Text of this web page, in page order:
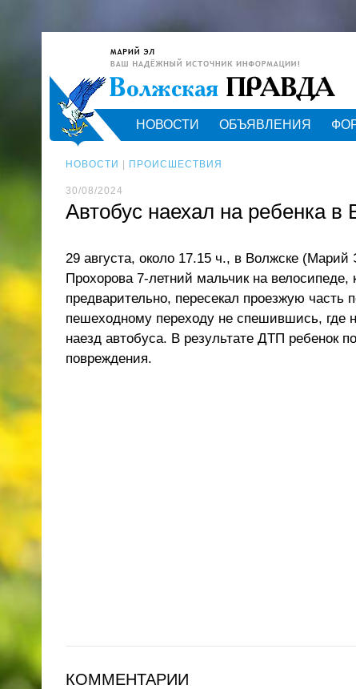
НОВОСТИ ОБЪЯВЛЕНИЯ
НОВОСТИ ПРОИСШЕСТВИЯ
30/08/2024
Автобус наехал на ребенка
29 августа, около 17.15 ч., в Волжске (Марий
Прохорова 7-летний мальчик на велосипеде,
предварительно, пересекал проезжую часть
пешеходному переходу не спешившись, где
наезд автобуса. В результате ДТП ребенок
повреждения.
КОММЕНТАРИИ